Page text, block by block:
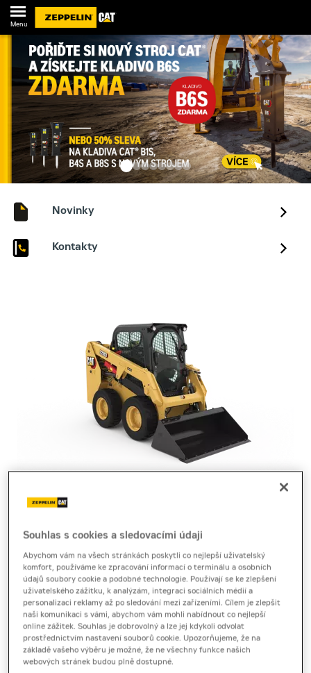
Menu
Novinky
Kontakty
Cat 226D3
Produktový list [0,6 MB] Brožura [9,5 MB]
Malý smykem řízený nakladač Cat 226D3 s vysoce
výkonnou hydraulikou a komfortní kabinou pro
efektivní práci v náročných podmínkách.
Souhlas s cookies a sledovacími údaji
Abychom vám na všech stránkách poskytli co nejlepší uživatelský
komfort, používáme ke zpracování informací o terminálu a osobních
údajů soubory cookie a podobné technologie. Používají se ke zlepšení
uživatelského zážitku, k analýzám, integraci sociálních médií a
personalizaci reklamy až po sledování mezi zařízeními. Cílem je zlepšit
naši komunikaci s vámi, abychom vám mohli nabídnout co nejlepší
online zážitek. Souhlas je dobrovolný a lze jej kdykoli odvolat
prostřednictvím nastavení souborů cookie. Upozorňujeme, že na
základě vašeho výběru je možné, že ne všechny funkce našich
webových stránek budou plně dostupné.